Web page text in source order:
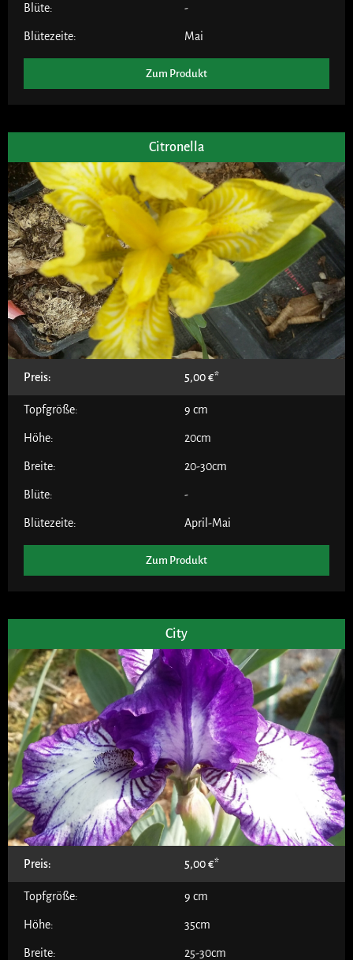
Blüte: -
Blütezeite: Mai
Zum Produkt
Citronella
Preis: 5,00€
Topfgröße: 9 cm
Höhe: 20cm
Breite: 20-30cm
Blüte: -
Blütezeite: April-Mai
Zum Produkt
City
Preis: 5,00€
Topfgröße: 9 cm
Höhe: 35cm
Breite: 25-30cm